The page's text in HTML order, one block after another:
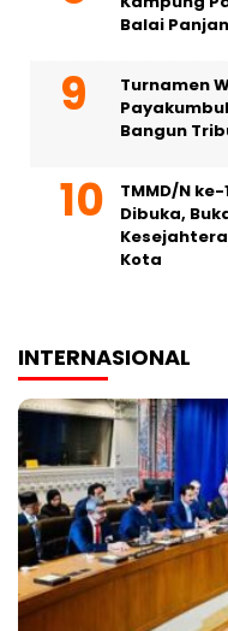
Balai
Turnamen
Bangun
TMMD/N
Dibuka,
Kota
INTERNASIONAL